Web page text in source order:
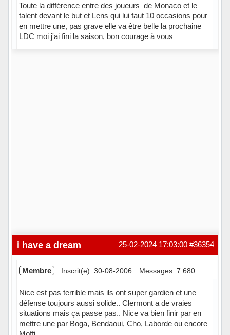
Toute la différence entre des joueurs de Monaco et le
talent devant le but et Lens qui lui faut 10 occasions pour
en mettre une, pas grave elle va être belle la prochaine
LDC moi j'ai fini la saison, bon courage à vous
#36354
25-02-2024 17:03:00
i have a dream
Membre Inscrit(e): 30-08-2006 Messages: 7 680
Nice est pas terrible mais ils ont super gardien et une
défense toujours aussi solide.. Clermont a de vraies
situations mais ça passe pas.. Nice va bien finir par en
mettre une par Boga, Bendaoui, Cho, Laborde ou encore